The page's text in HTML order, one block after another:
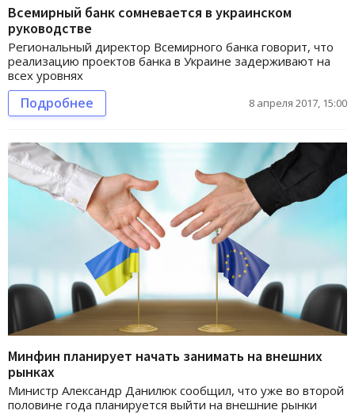
Всемирный банк сомневается в украинском
руководстве
Региональный директор Всемирного банка говорит, что
реализацию проектов банка в Украине задерживают на
всех уровнях
Подробнее 8 апреля 2017, 15:00
Минфин планирует начать занимать на внешних
рынках
Министр Александр Данилюк сообщил, что уже во второй
половине года планируется выйти на внешние рынки